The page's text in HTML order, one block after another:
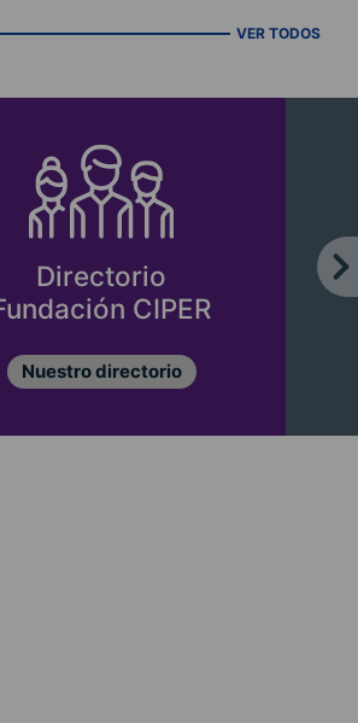
VER TODOS
Directorio
CIPER
Nuestro directorio